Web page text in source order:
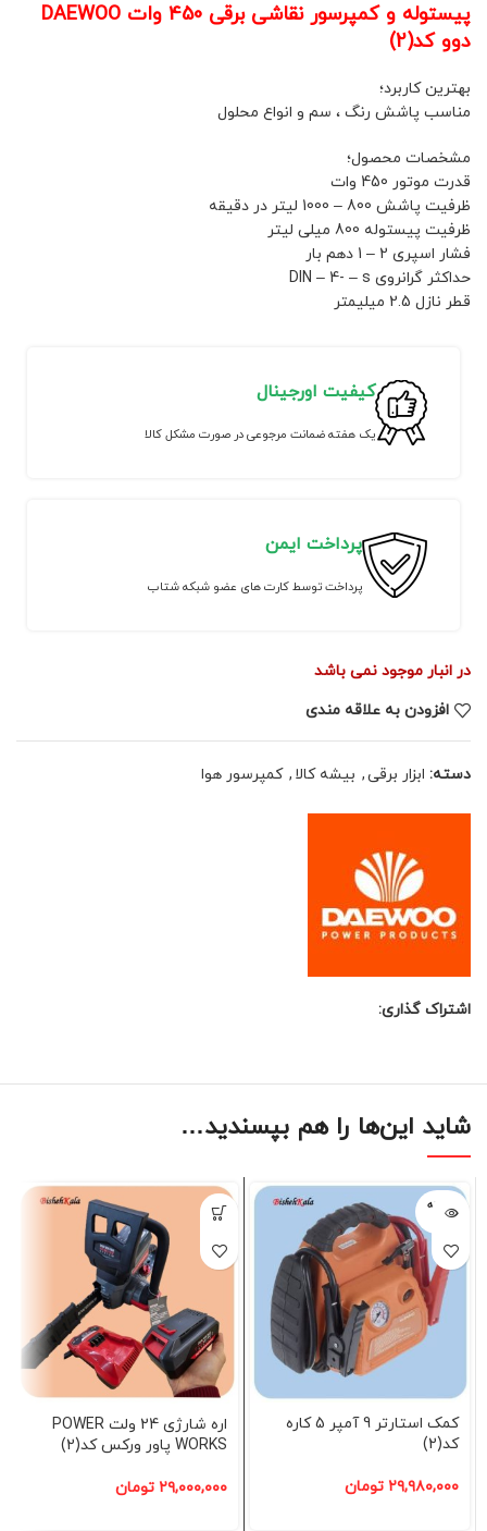
پیستوله و کمپرسور نقاشی برقی 450 وات DAEWOO
دوو کد(2)
بهترین کاربرد؛
مناسب پاشش رنگ ، سم و انواع محلول
مشخصات محصول؛
قدرت موتور 450 وات
ظرفیت پاشش 800 – 1000 لیتر در دقیقه
ظرفیت پیستوله 800 میلی لیتر
فشار اسپری 2 – 1 دهم بار
حداکثر گرانروی DIN – 4- – s
قطر نازل 2.5 میلیمتر
کیفیت اورجینال
یک هفته ضمانت مرجوعی در صورت مشکل کالا
پرداخت ایمن
پرداخت توسط کارت های عضو شبکه شتاب
در انبار موجود نمی باشد
افزودن به علاقه مندی
دسته: ابزار برقی, بیشه کالا , کمپرسور هوا
اشتراک گذاری:
شاید این‌ها را هم بپسندید…
فروخته
شده
کمک استارتر 9 آمپر 5 کاره
کد(2)
۲۹,۹۸۰,۰۰۰ تومان
اره شارژی 24 ولت POWER
WORKS پاور ورکس کد(2)
۲۹,۰۰۰,۰۰۰ تومان